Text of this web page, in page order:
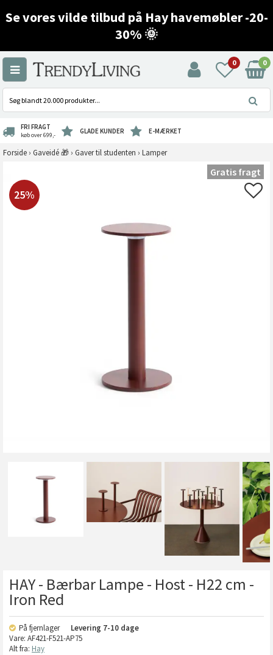
Se vores vilde tilbud på Hay havemøbler -20-
30% 🌞
0 0
FRI FRAGT
køb over 699,- GLADE KUNDER E-MÆRKET
Forside › Gaveidé 🎁 › Gaver til studenten › Lamper
25%
Gratis fragt
HAY - Bærbar Lampe - Host - H22 cm -
Iron Red
På fjernlager Levering 7-10 dage
Vare: AF421-F521-AP75
Alt fra: Hay